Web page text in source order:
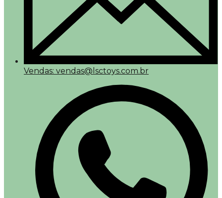
Vendas: vendas@lsctoys.com.br